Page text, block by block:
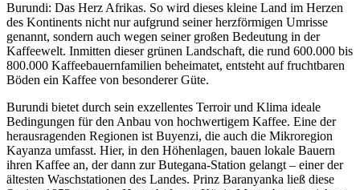
Burundi: Das Herz Afrikas. So wird dieses kleine Land im Herzen
des Kontinents nicht nur aufgrund seiner herzförmigen Umrisse
genannt, sondern auch wegen seiner großen Bedeutung in der
Kaffeewelt. Inmitten dieser grünen Landschaft, die rund 600.000 bis
800.000 Kaffeebauernfamilien beheimatet, entsteht auf fruchtbaren
Böden ein Kaffee von besonderer Güte.
Burundi bietet durch sein exzellentes Terroir und Klima ideale
Bedingungen für den Anbau von hochwertigem Kaffee. Eine der
herausragenden Regionen ist Buyenzi, die auch die Mikroregion
Kayanza umfasst. Hier, in den Höhenlagen, bauen lokale Bauern
ihren Kaffee an, der dann zur Butegana-Station gelangt – einer der
ältesten Waschstationen des Landes. Prinz Baranyanka ließ diese